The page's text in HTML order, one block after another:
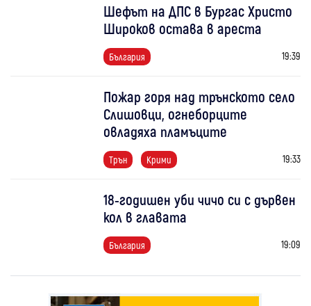
Шефът на ДПС в Бургас Христо
Широков остава в ареста
България 19:39
Пожар горя над трънското село
Слишовци, огнеборците
овладяха пламъците
Трън Крими 19:33
18-годишен уби чичо си с дървен
кол в главата
България 19:09